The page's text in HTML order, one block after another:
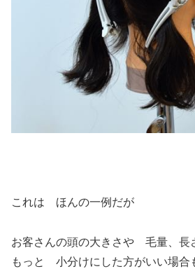
これは ほんの一例だが
お客さんの頭の大きさや 毛量、長
もっと 小分けにした方がいい場合